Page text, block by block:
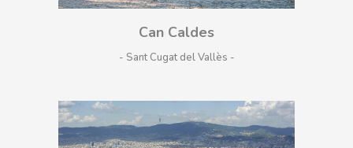
Can Caldes
- Sant Cugat del Vallès